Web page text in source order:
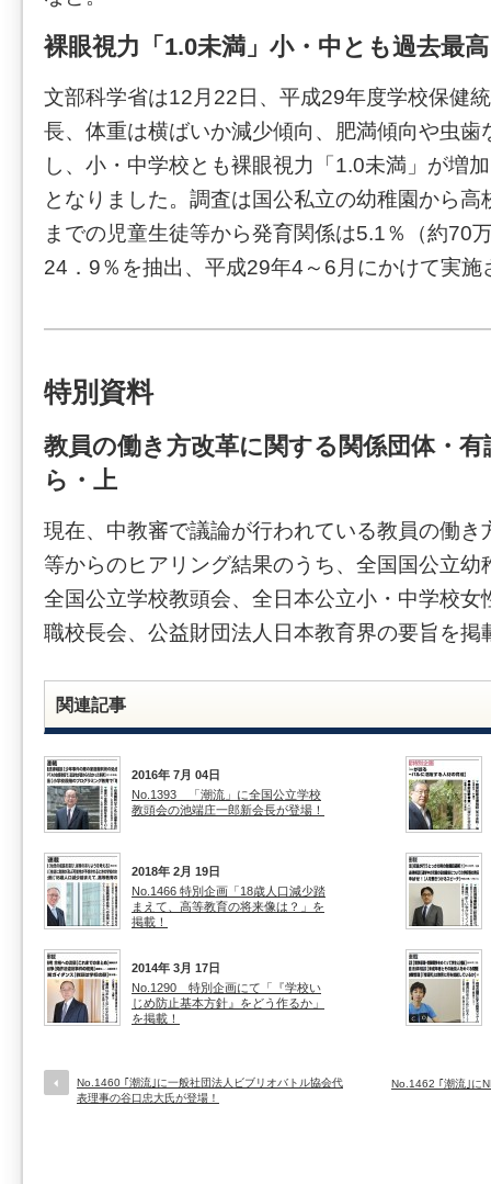
裸眼視力「1.0未満」小・中とも過去最
文部科学省は12月22日、平成29年度学校保健
長、体重は横ばいか減少傾向、肥満傾向や虫歯
し、小・中学校とも裸眼視力「1.0未満」が増
となりました。調査は国公私立の幼稚園から
までの児童生徒等から発育関係は5.1％（約70
24．9％を抽出、平成29年4～6月にかけて実施
特別資料
教員の働き方改革に関する関係団体・
ら・上
現在、中教審で議論が行われている教員の働き
等からのヒアリング結果のうち、全国国公立幼
全国公立学校教頭会、全日本公立小・中学校女
職校長会、公益財団法人日本教育界の要旨を掲
関連記事
2016年 7月 04日
No.1393 「潮流」に全国公立学校
教頭会の池端庄一郎新会長が登場！
2018年 2月 19日
No.1466 特別企画「18歳人口減少踏
まえて、高等教育の将来像は？」を
掲載！
2014年 3月 17日
No.1290 特別企画にて「『学校い
じめ防止基本方針』をどう作るか」
を掲載！
No.1460 ｢潮流｣に一般社団法人ビブリオバトル協会代
表理事の谷口忠大氏が登場！
No.1462 ｢潮流｣に